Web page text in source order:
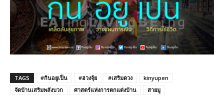
TAGS #กินอยูเป็น #ฮวงจุ้ย #เสริมดวง
kinyupen
จัดบ้านเสริมพลังบวก
ศาสตร์แห่งการตกแต่งบ้าน
สายมู